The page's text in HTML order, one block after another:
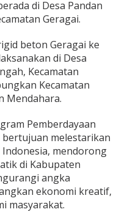
di Desa Pandan
Geragai.
beton Geragai ke
di Desa
Kecamatan
Kecamatan
Mendahara.
Pemberdayaan
bertujuan melestarikan
mendorong
di Kabupaten
angka
ekonomi kreatif,
masyarakat.